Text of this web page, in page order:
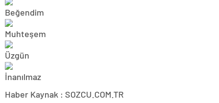
Haber Kaynak : SOZCU.COM.TR